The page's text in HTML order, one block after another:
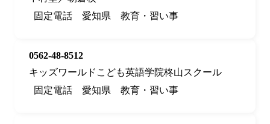
固定電話
愛知県 教育・習い事
0562-48-8512
キッズワールドこども英語学院柊山スクール
固定電話
愛知県 教育・習い事